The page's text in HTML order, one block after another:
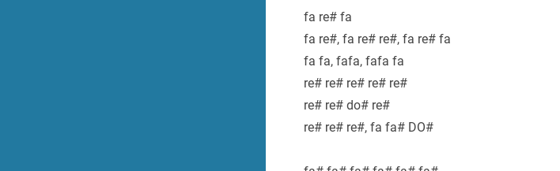
fa re# fa
fa re#, fa re# re#, fa re# fa
fa fa, fafa, fafa fa
re# re# re# re# re#
re# re# do# re#
re# re# re#, fa fa# DO#